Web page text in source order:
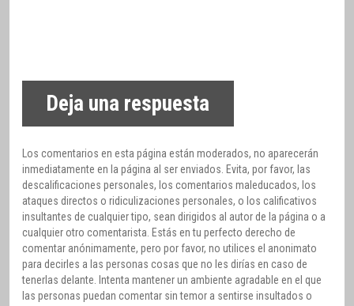
Deja una respuesta
Los comentarios en esta página están moderados, no aparecerán
inmediatamente en la página al ser enviados. Evita, por favor, las
descalificaciones personales, los comentarios maleducados, los
ataques directos o ridiculizaciones personales, o los calificativos
insultantes de cualquier tipo, sean dirigidos al autor de la página o a
cualquier otro comentarista. Estás en tu perfecto derecho de
comentar anónimamente, pero por favor, no utilices el anonimato
para decirles a las personas cosas que no les dirías en caso de
tenerlas delante. Intenta mantener un ambiente agradable en el que
las personas puedan comentar sin temor a sentirse insultados o